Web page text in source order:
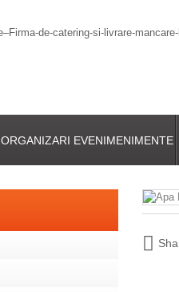
ORGANIZARI EVENIMENIMENTE